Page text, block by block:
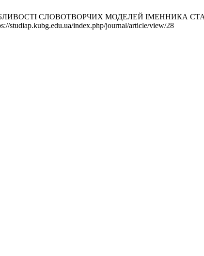
СЛОВОТВОРЧИХ МОДЕЛЕЙ ІМЕННИКА
studiap.kubg.edu.ua/index.php/journal/article/view/28